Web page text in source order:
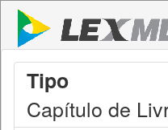
Tipo
Capítulo de